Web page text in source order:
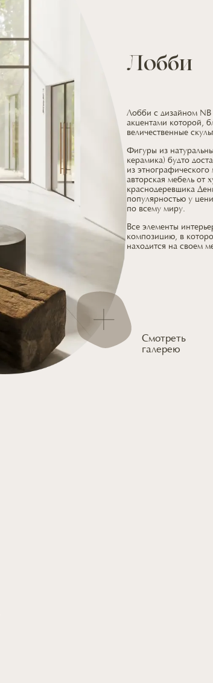
Смотреть
галерею
Лобби
Лобби с дизайном
акцентами которой,
величественные
Фигуры из
керамика) будто
из этнографического
авторская мебель от
краснодеревщика
популярностью у
по всему миру.
Все элементы
композицию, в
находится на своем